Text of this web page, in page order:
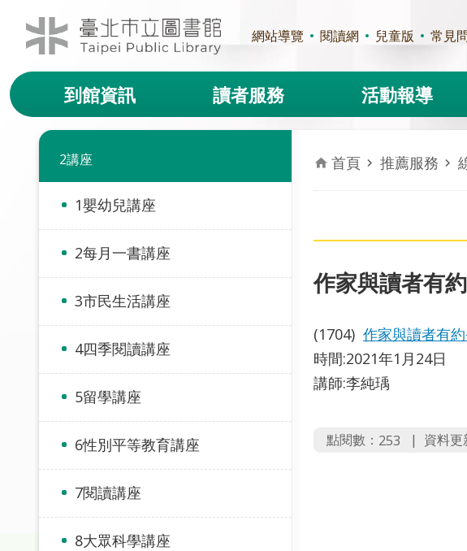
跳到主要內容區塊
網站導覽 閱讀網 兒童版 常見
到館資訊 讀者服務 活動報導
2講座
1嬰幼兒講座
2每月一書講座
3市民生活講座
4四季閱讀講座
5留學講座
6性別平等教育講座
7閱讀講座
8大眾科學講座
首頁 推薦服務
作家與讀者有
(1704) 作家與讀者有
時間:2021年1月24日
講師:李純瑀
點閱數： 253 資料